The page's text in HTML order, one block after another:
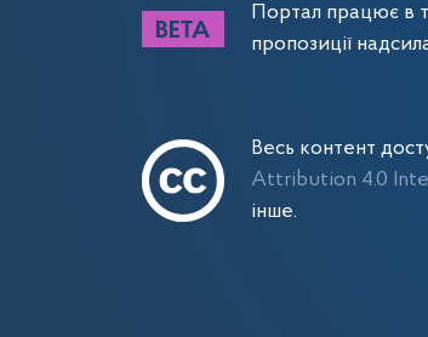
Портал працює в
пропозиції
Весь контент
Attribution 4.0
інше.